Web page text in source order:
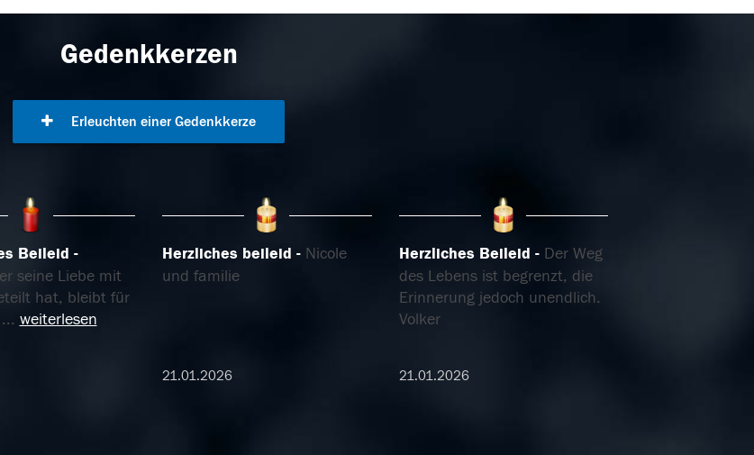
Gedenkkerzen
Erleuchten einer Gedenkkerze
Beileid
seine Liebe mit
hat, bleibt für
... weiterlesen
Herzliches beileid
Nicole
und familie
21.01.2026
Herzliches Beileid
Der Weg
des Lebens ist begrenzt, die
Erinnerung jedoch unendlich.
Volker
21.01.2026